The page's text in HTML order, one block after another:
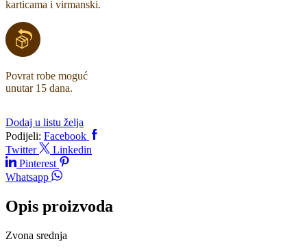
karticama i virmanski.
Povrat robe moguć
unutar 15 dana.
Dodaj u listu želja
Podijeli: Facebook
Twitter
Linkedin
Pinterest
Whatsapp
Opis proizvoda
Zvona srednja